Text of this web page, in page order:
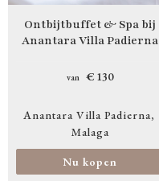
Ontbijtbuffet & Spa bij
Anantara Villa Padierna
van € 130
Anantara Villa Padierna
Malaga
Nu kopen